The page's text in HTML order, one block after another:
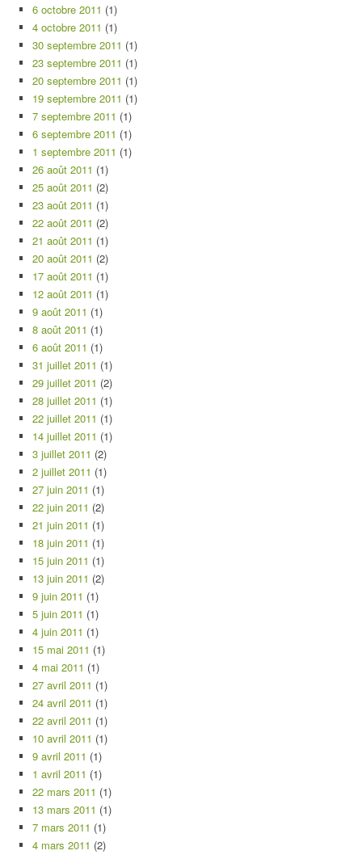
6 octobre 2011 (1)
4 octobre 2011 (1)
30 septembre 2011 (1)
23 septembre 2011 (1)
20 septembre 2011 (1)
19 septembre 2011 (1)
7 septembre 2011 (1)
6 septembre 2011 (1)
1 septembre 2011 (1)
26 août 2011 (1)
25 août 2011 (2)
23 août 2011 (1)
22 août 2011 (2)
21 août 2011 (1)
20 août 2011 (2)
17 août 2011 (1)
12 août 2011 (1)
9 août 2011 (1)
8 août 2011 (1)
6 août 2011 (1)
31 juillet 2011 (1)
29 juillet 2011 (2)
28 juillet 2011 (1)
22 juillet 2011 (1)
14 juillet 2011 (1)
3 juillet 2011 (2)
2 juillet 2011 (1)
27 juin 2011 (1)
22 juin 2011 (2)
21 juin 2011 (1)
18 juin 2011 (1)
15 juin 2011 (1)
13 juin 2011 (2)
9 juin 2011 (1)
5 juin 2011 (1)
4 juin 2011 (1)
15 mai 2011 (1)
4 mai 2011 (1)
27 avril 2011 (1)
24 avril 2011 (1)
22 avril 2011 (1)
10 avril 2011 (1)
9 avril 2011 (1)
1 avril 2011 (1)
22 mars 2011 (1)
13 mars 2011 (1)
7 mars 2011 (1)
4 mars 2011 (2)